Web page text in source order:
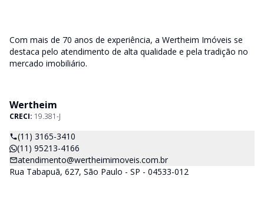
Com mais de 70 anos de experiência, a Wertheim Imóveis se
destaca pelo atendimento de alta qualidade e pela tradição no
mercado imobiliário.
Wertheim
CRECI: 19.381-J
(11) 3165-3410
(11) 95213-4166
atendimento@wertheimimoveis.com.br
Rua Tabapuã, 627, São Paulo - SP - 04533-012